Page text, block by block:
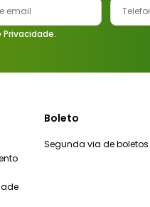
Boleto
Segunda via de boletos